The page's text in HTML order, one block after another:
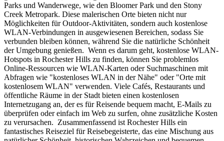
Parks und Wanderwege, wie den Bloomer Park und den Stony
Creek Metropark. Diese malerischen Orte bieten nicht nur
Möglichkeiten für Outdoor-Aktivitäten, sondern auch kostenlose
WLAN-Verbindungen in ausgewiesenen Bereichen, sodass Sie
verbunden bleiben können, während Sie die natürliche Schönheit
der Umgebung genießen. Wenn es darum geht, kostenlose WLAN-
Hotspots in Rochester Hills zu finden, können Sie problemlos
Online-Ressourcen wie WLAN-Karten oder Suchmaschinen mit
Abfragen wie "kostenloses WLAN in der Nähe" oder "Orte mit
kostenlosem WLAN" verwenden. Viele Cafés, Restaurants und
öffentliche Räume in der Stadt bieten einen kostenlosen
Internetzugang an, der es für Reisende bequem macht, E-Mails zu
überprüfen oder einfach im Web zu surfen, ohne zusätzliche Kosten
zu verursachen. Zusammenfassend ist Rochester Hills ein
fantastisches Reiseziel für Reisebegeisterte, das eine Mischung aus